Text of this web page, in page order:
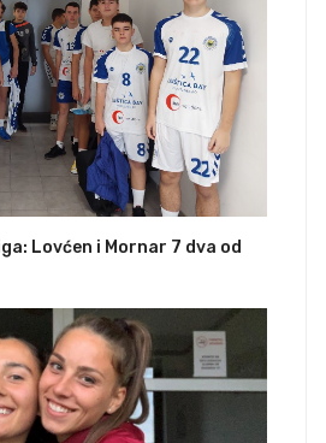
Lovćen i Mornar 7 dva od